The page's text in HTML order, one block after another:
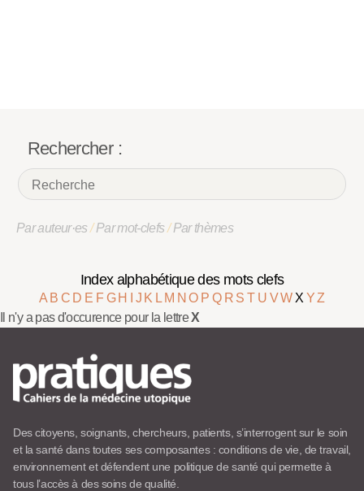
Rechercher :
Par auteur·es/Par mot-clefs/Par thèmes
Index alphabétique des mots clefs
A B C D E F G H J K L M NO P Q R ST U VW X YZ
Il n'y a pas d'occurence pour la lettreX
Des citoyens, soignants, chercheurs, patients, s’interrogent sur le soin
et la santé dans toutes ses composantes : conditions de vie, de travail,
environnement et défendent une politique de santé qui permette à
tous l’accès à des soins de qualité.